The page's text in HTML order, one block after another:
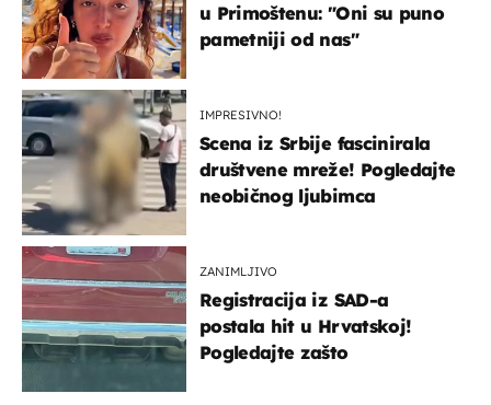
u Primoštenu: "Oni su puno
pametniji od nas"
IMPRESIVNO!
Scena iz Srbije fascinirala
društvene mreže! Pogledajte
neobičnog ljubimca
ZANIMLJIVO
Registracija iz SAD-a
postala hit u Hrvatskoj!
Pogledajte zašto